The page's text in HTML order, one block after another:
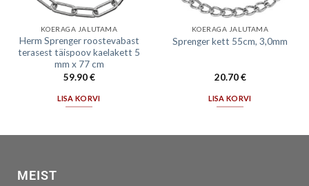
KOERAGA JALUTAMA
Herm Sprenger roostevabast
terasest täispoov kaelakett 5
mm x 77 cm
59.90€
LISA KORVI
KOERAGA JALUTAMA
Sprenger kett 55cm, 3,0mm
20.70€
LISA KORVI
MEIST